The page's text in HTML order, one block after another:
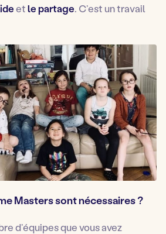
etle partage. C’est un travail
Masters sont nécessaires ?
d’équipes que vous avez